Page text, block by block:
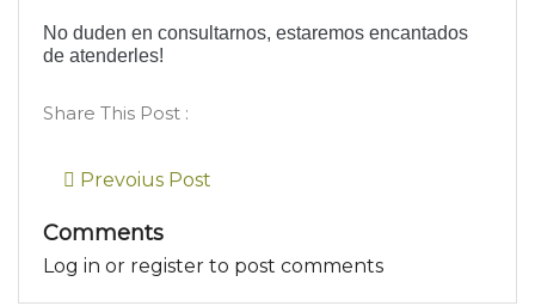
No duden en consultarnos, estaremos encantados
de atenderles!
Share This Post :
Prevoius Post
Comments
Log in or register to post comments